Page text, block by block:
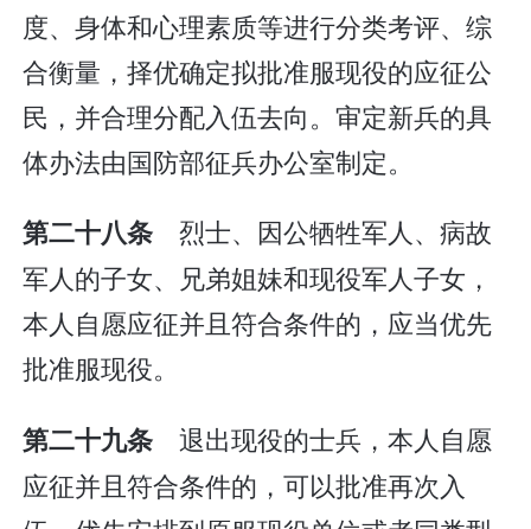
度、身体和心理素质等进行分类考评、综
合衡量，择优确定拟批准服现役的应征公
民，并合理分配入伍去向。审定新兵的具
体办法由国防部征兵办公室制定。
第二十八条 烈士、因公牺牲军人、病故
军人的子女、兄弟姐妹和现役军人子女，
本人自愿应征并且符合条件的，应当优先
批准服现役。
第二十九条 退出现役的士兵，本人自愿
应征并且符合条件的，可以批准再次入